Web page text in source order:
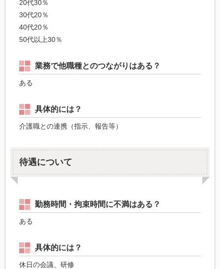
20代30％
30代20％
40代20％
50代以上30％
業務で他職種とのつながりはある？
ある
具体的には？
介護職との連携（指示、報告等）
待遇について
勤務時間・拘束時間に不満はある？
ある
具体的には？
休日の会議、研修